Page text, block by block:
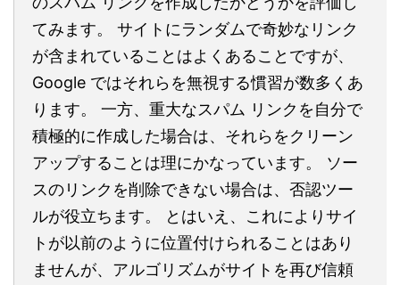
てみます。 サイトにランダムで奇妙なリンク
が含まれていることはよくあることですが、
Google ではそれらを無視する慣習が数多くあ
ります。 一方、重大なスパム リンクを自分で
積極的に作成した場合は、それらをクリーン
アップすることは理にかなっています。 ソー
スのリンクを削除できない場合は、否認ツー
ルが役立ちます。 とはいえ、これによりサイ
トが以前のように位置付けられることはあり
ませんが、アルゴリズムがサイトを再び信頼